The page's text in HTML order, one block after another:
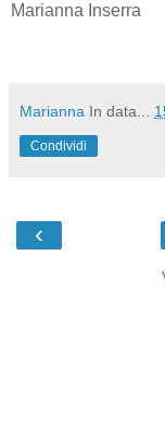
Marianna Inserra
Marianna In data...
Condividi
‹